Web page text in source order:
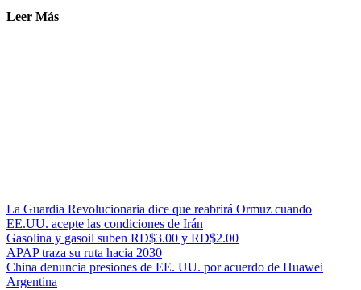
Leer Más
La Guardia Revolucionaria dice que reabrirá Ormuz cuando
EE.UU. acepte las condiciones de Irán
Gasolina y gasoil suben RD$3.00 y RD$2.00
APAP traza su ruta hacia 2030
China denuncia presiones de EE. UU. por acuerdo de Huawei
Argentina